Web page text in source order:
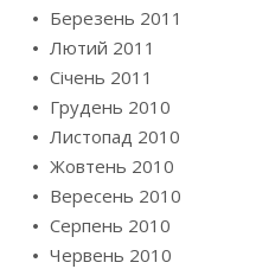
Березень 2011
Лютий 2011
Січень 2011
Грудень 2010
Листопад 2010
Жовтень 2010
Вересень 2010
Серпень 2010
Червень 2010